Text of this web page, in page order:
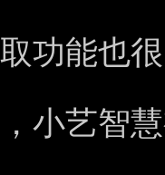
功能也
小艺智